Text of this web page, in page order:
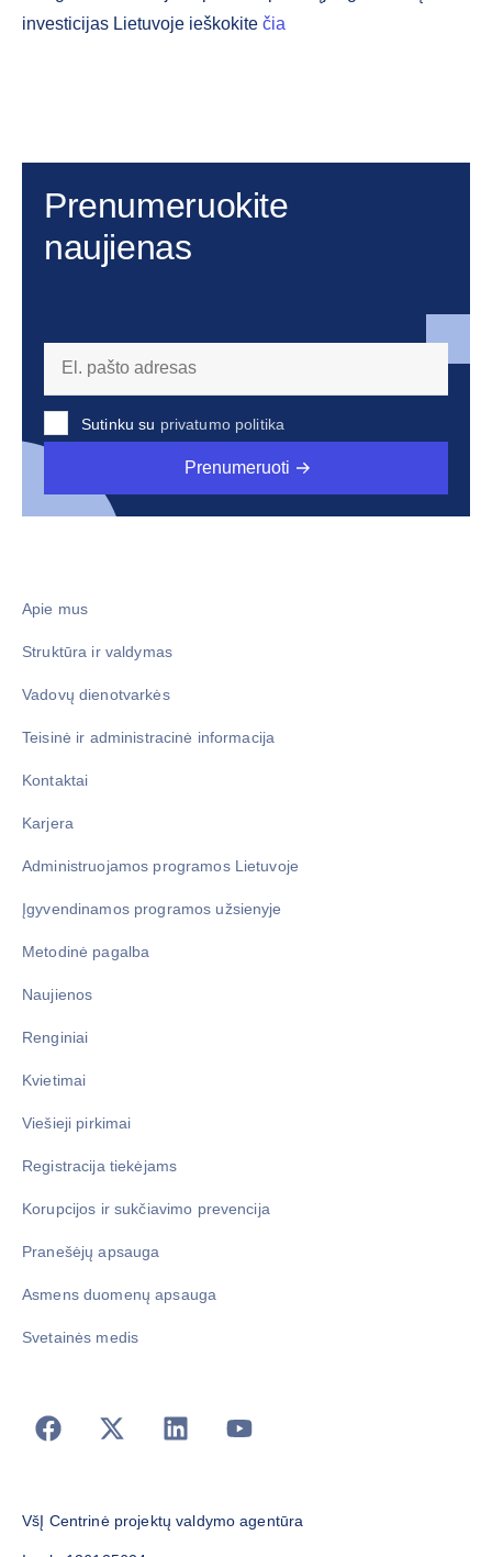
investicijas Lietuvoje ieškokite čia
Prenumeruokite
naujienas
Sutinku su privatumo politika
Prenumeruoti
Apie mus
Struktūra ir valdymas
Vadovų dienotvarkės
Teisinė ir administracinė informacija
Kontaktai
Karjera
Administruojamos programos Lietuvoje
Įgyvendinamos programos užsienyje
Metodinė pagalba
Naujienos
Renginiai
Kvietimai
Viešieji pirkimai
Registracija tiekėjams
Korupcijos ir sukčiavimo prevencija
Pranešėjų apsauga
Asmens duomenų apsauga
Svetainės medis
VšĮ Centrinė projektų valdymo agentūra